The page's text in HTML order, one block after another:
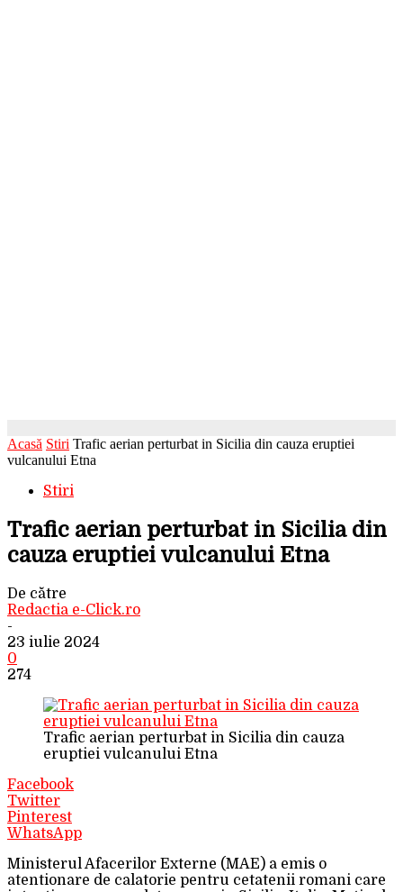
Acasă Stiri Trafic aerian perturbat in Sicilia din cauza eruptiei
vulcanului Etna
Stiri
Trafic aerian perturbat in Sicilia din
cauza eruptiei vulcanului Etna
De către
Redactia e-Click.ro
-
23 iulie 2024
0
274
Trafic aerian perturbat in Sicilia din cauza
eruptiei vulcanului Etna
Facebook
Twitter
Pinterest
WhatsApp
Ministerul Afacerilor Externe (MAE) a emis o
atentionare de calatorie pentru cetatenii romani care